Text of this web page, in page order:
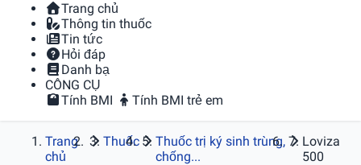
Trang chủ
Thông tin thuốc
Tin tức
Hỏi đáp
Danh bạ
CÔNG CỤ
Tính BMI
Tính BMI trẻ em
Trang
chủ
Thuốc
Thuốc trị ký sinh trùng,
chống...
Loviza
500